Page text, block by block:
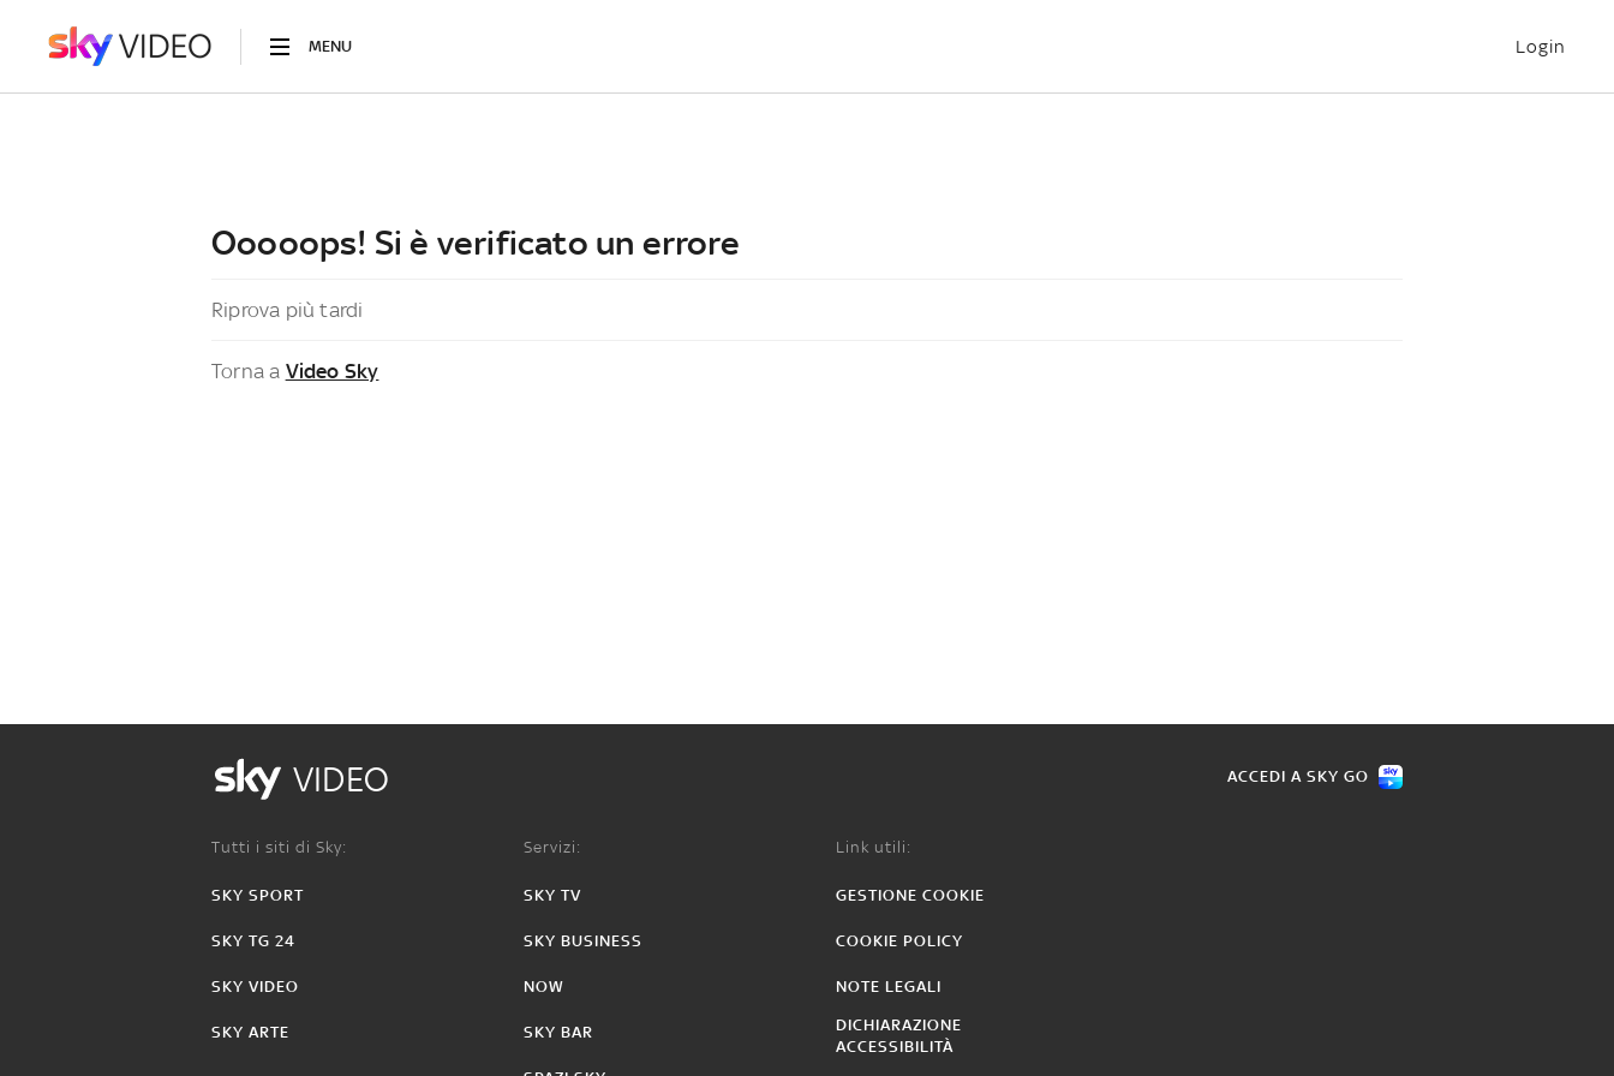
MENU Login
Ooooops! Si è verificato un errore
Riprova più tardi
Torna a Video Sky
VIDEO ACCEDI A SKY GO
Tutti i siti di Sky:
SKY SPORT
SKY TG 24
SKY VIDEO
SKY ARTE
Servizi:
SKY TV
SKY BUSINESS
NOW
SKY BAR
Link utili:
GESTIONE COOKIE
COOKIE POLICY
NOTE LEGALI
DICHIARAZIONE
ACCESSIBILITÀ